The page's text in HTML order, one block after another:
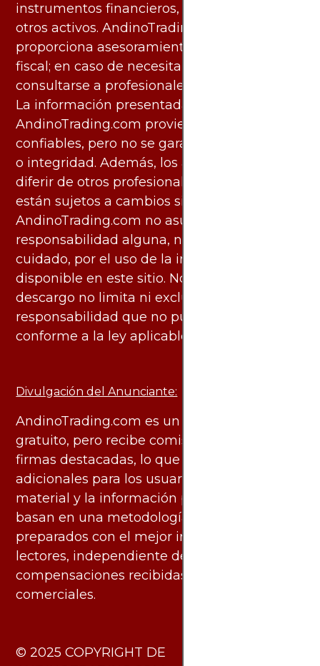
instrumentos financieros, materias primas u
otros activos. AndinoTrading.com no
proporciona asesoramiento legal, contable o
fiscal; en caso de necesitarlo, debe
consultarse a profesionales especializados.
La información presentada por
AndinoTrading.com proviene de fuentes
confiables, pero no se garantiza su exactitud
o integridad. Además, los análisis pueden
diferir de otros profesionales calificados y
están sujetos a cambios sin previo aviso.
AndinoTrading.com no asume
responsabilidad alguna, ni deber de
cuidado, por el uso de la información
disponible en este sitio. No obstante, este
descargo no limita ni excluye ninguna
responsabilidad que no pueda ser excluida
conforme a la ley aplicable.
Divulgación del Anunciante:
AndinoTrading.com es un sitio de uso
gratuito, pero recibe comisiones de algunas
firmas destacadas, lo que no genera costos
adicionales para los usuarios. Todo el
material y la información publicados se
basan en una metodología imparcial y están
preparados con el mejor interés de los
lectores, independiente de las
compensaciones recibidas de socios
comerciales.
​© 2025 COPYRIGHT DE